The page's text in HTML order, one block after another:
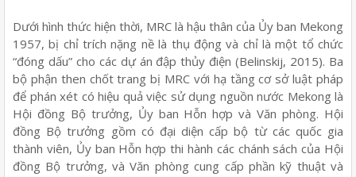
Dưới hình thức hiện thời, MRC là hậu thân của Ủy ban Mekong
1957, bị chỉ trích nặng nề là thụ động và chỉ là một tổ chức
“đóng dấu” cho các dự án đập thủy điện (Belinskij, 2015). Ba
bộ phận then chốt trang bị MRC với hạ tầng cơ sở luật pháp
để phán xét có hiệu quả việc sử dụng nguồn nước Mekong là
Hội đồng Bộ trưởng, Ủy ban Hỗn hợp và Văn phòng. Hội
đồng Bộ trưởng gồm có đại diện cấp bộ từ các quốc gia
thành viên, Ủy ban Hỗn hợp thi hành các chánh sách của Hội
đồng Bộ trưởng, và Văn phòng cung cấp phần kỹ thuật và